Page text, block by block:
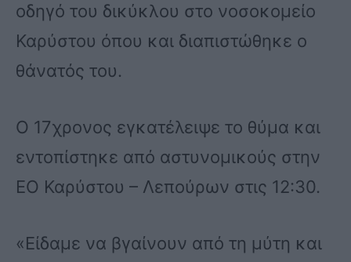
οδηγό του δικύκλου στο νοσοκομείο
Καρύστου όπου και διαπιστώθηκε ο
θάνατός του.
Ο 17χρονος εγκατέλειψε το θύμα και
εντοπίστηκε από αστυνομικούς στην
ΕΟ Καρύστου – Λεπούρων στις 12:30.
«Είδαμε να βγαίνουν από τη μύτη και